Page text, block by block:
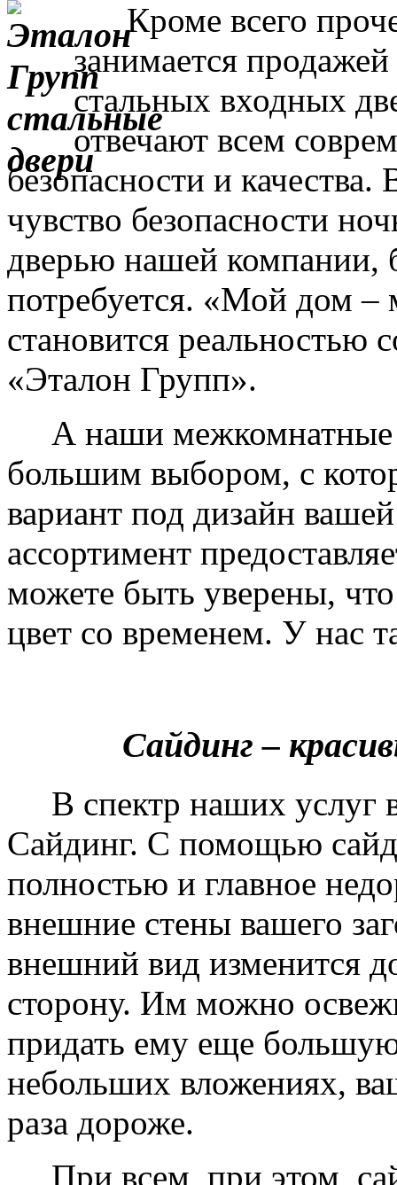
Кроме всего
занимается
стальных входных
отвечают всем
безопасности и
чувство безопасности
дверью нашей компании,
потребуется. «Мой дом –
становится реальностью
«Эталон Групп».
А наши межкомнатные
большим выбором, с
вариант под дизайн
ассортимент
можете быть уверены,
цвет со временем. У нас
Сайдинг –
В спектр наших услуг
Сайдинг. С помощью
полностью и главное
внешние стены вашего
внешний вид изменится
сторону. Им можно
придать ему еще
небольших вложениях,
раза дороже.
При всем, при этом,